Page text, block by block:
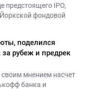
предстоящего IPO,
фондовой
поделился
рубеж и предрек
своим мнением насчет
банка и